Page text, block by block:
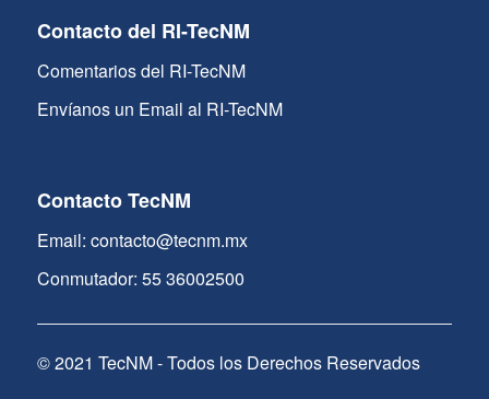
Contacto del RI-TecNM
Comentarios del RI-TecNM
Envíanos un Email al RI-TecNM
Contacto TecNM
Email: contacto@tecnm.mx
Conmutador: 55 36002500
© 2021 TecNM - Todos los Derechos Reservados